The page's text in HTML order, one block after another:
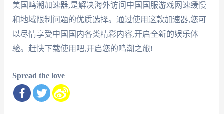
美国鸣潮加速器,是解决海外访问中国国服游戏网速缓慢
和地域限制问题的优质选择。通过使用这款加速器,您可
以尽情享受中国国内各类精彩内容,开启全新的娱乐体
验。赶快下载使用吧,开启您的鸣潮之旅!
Spread the love